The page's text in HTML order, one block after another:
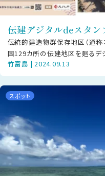
伝建デジタルdeスタ
伝統的建造物群保存地区（通称
国129カ所の伝建地区を廻るデ
す。竹富島の赤瓦屋根、珊瑚の
竹富島 | 2024.09.13
スポット